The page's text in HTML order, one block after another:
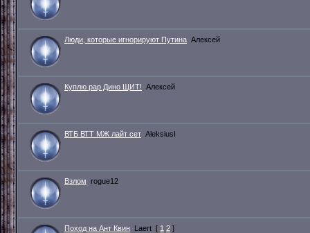
Люди, которые игнорируют Путина Алексей
Куплю рар Дино ЩИТ! Алексей
ВТБ ВТТ МЖ лайт сет AleksiusI
Взлом rogue12
Поход на Ант Квин Laert [ 1 2 ]